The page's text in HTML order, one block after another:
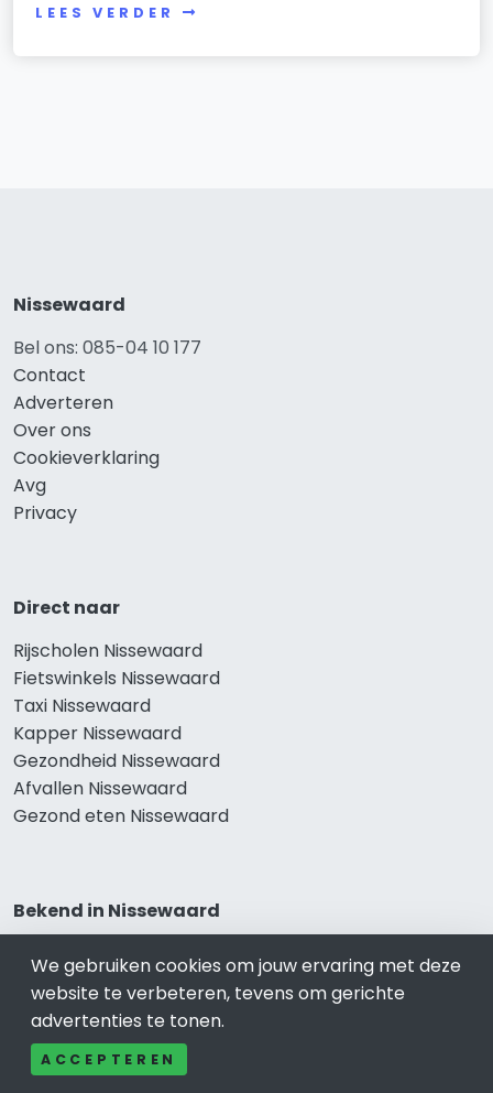
LEES VERDER
Nissewaard
Bel ons: 085-04 10 177
Contact
Adverteren
Over ons
Cookieverklaring
Avg
Privacy
Direct naar
Rijscholen Nissewaard
Fietswinkels Nissewaard
Taxi Nissewaard
Kapper Nissewaard
Gezondheid Nissewaard
Afvallen Nissewaard
Gezond eten Nissewaard
Bekend in Nissewaard
Restaurants Nissewaard
Catering Nissewaard
Schoonheidssalon Nissewaard
Loodgieters Nissewaard
We gebruiken cookies om jouw ervaring met deze
website te verbeteren, tevens om gerichte
advertenties te tonen.
ACCEPTEREN